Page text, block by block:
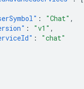
: "Chat" ,
: "v1" ,
:
"chat"